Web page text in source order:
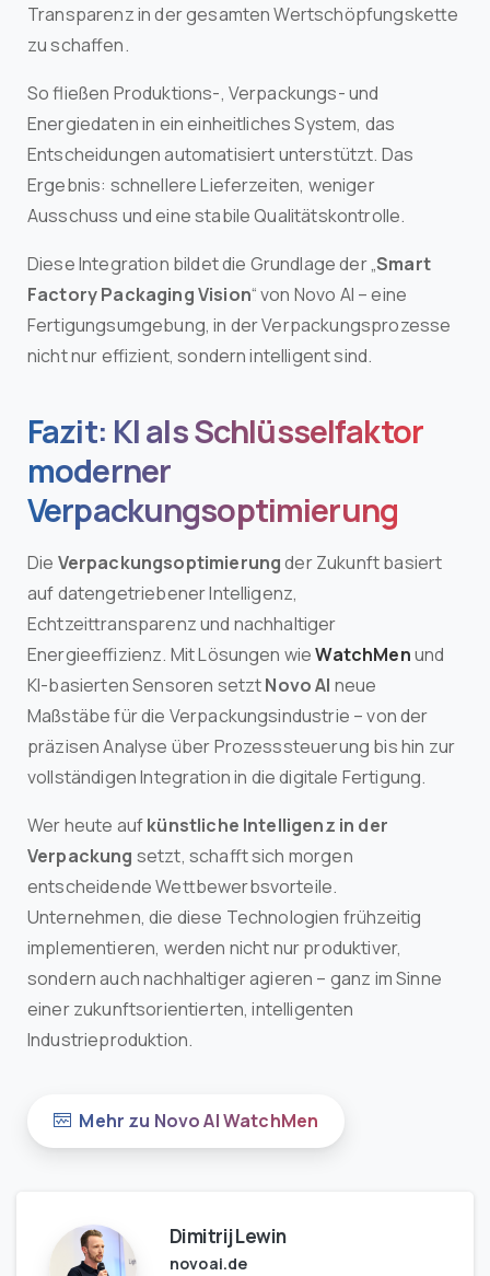
Transparenz in der gesamten Wertschöpfungskette
zu schaffen.
So fließen Produktions-, Verpackungs- und
Energiedaten in ein einheitliches System, das
Entscheidungen automatisiert unterstützt. Das
Ergebnis: schnellere Lieferzeiten, weniger
Ausschuss und eine stabile Qualitätskontrolle.
Diese Integration bildet die Grundlage der „Smart
Factory Packaging Vision“ von Novo AI – eine
Fertigungsumgebung, in der Verpackungsprozesse
nicht nur effizient, sondern intelligent sind.
Fazit: KI als Schlüsselfaktor
moderner
Verpackungsoptimierung
Die Verpackungsoptimierungder Zukunft basiert
auf datengetriebener Intelligenz,
Echtzeittransparenz und nachhaltiger
Energieeffizienz. Mit Lösungen wieWatchMenund
KI-basierten Sensoren setztNovo AI neue
Maßstäbe für die Verpackungsindustrie – von der
präzisen Analyse über Prozesssteuerung bis hin zur
vollständigen Integration in die digitale Fertigung.
Wer heute aufkünstliche Intelligenz in der
Verpackung setzt, schafft sich morgen
entscheidende Wettbewerbsvorteile.
Unternehmen, die diese Technologien frühzeitig
implementieren, werden nicht nur produktiver,
sondern auch nachhaltiger agieren – ganz im Sinne
einer zukunftsorientierten, intelligenten
Industrieproduktion.
Mehr zu Novo AI WatchMen
Dimitrij Lewin
novoai.de